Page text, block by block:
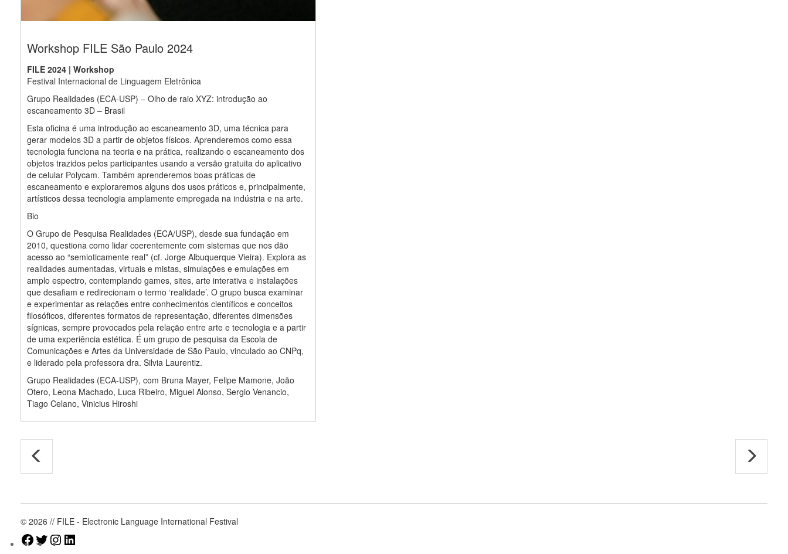
Workshop FILE São Paulo 2024
FILE 2024 | Workshop
Festival Internacional de Linguagem Eletrônica
Grupo Realidades (ECA-USP) – Olho de raio XYZ: introdução ao
escaneamento 3D – Brasil
Esta oficina é uma introdução ao escaneamento 3D, uma técnica para
gerar modelos 3D a partir de objetos físicos. Aprenderemos como essa
tecnologia funciona na teoria e na prática, realizando o escaneamento dos
objetos trazidos pelos participantes usando a versão gratuita do aplicativo
de celular Polycam. Também aprenderemos boas práticas de
escaneamento e exploraremos alguns dos usos práticos e, principalmente,
artísticos dessa tecnologia amplamente empregada na indústria e na arte.
Bio
O Grupo de Pesquisa Realidades (ECA/USP), desde sua fundação em
2010, questiona como lidar coerentemente com sistemas que nos dão
acesso ao “semioticamente real” (cf. Jorge Albuquerque Vieira). Explora as
realidades aumentadas, virtuais e mistas, simulações e emulações em
amplo espectro, contemplando games, sites, arte interativa e instalações
que desafiam e redirecionam o termo ‘realidade’. O grupo busca examinar
e experimentar as relações entre conhecimentos científicos e conceitos
filosóficos, diferentes formatos de representação, diferentes dimensões
sígnicas, sempre provocados pela relação entre arte e tecnologia e a partir
de uma experiência estética. É um grupo de pesquisa da Escola de
Comunicações e Artes da Universidade de São Paulo, vinculado ao CNPq,
e liderado pela professora dra. Silvia Laurentiz.
Grupo Realidades (ECA-USP), com Bruna Mayer, Felipe Mamone, João
Otero, Leona Machado, Luca Ribeiro, Miguel Alonso, Sergio Venancio,
Tiago Celano, Vinicius Hiroshi
© 2026 // FILE - Electronic Language International Festival
Facebook
TwitterInstagram